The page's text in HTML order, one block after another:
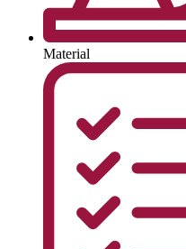
Material